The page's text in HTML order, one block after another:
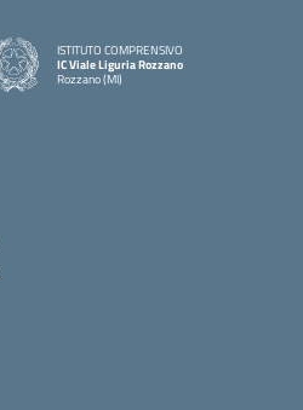
ISTITUTO COMPRENSIVO
IC Viale Liguria Rozzano
Rozzano (MI)